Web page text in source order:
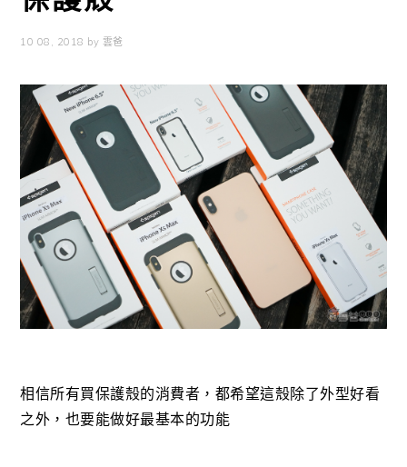
10 08, 2018 by 雲爸
相信所有買保護殼的消費者，都希望這殼除了外型好看
之外，也要能做好最基本的功能